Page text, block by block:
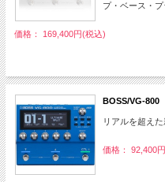
プ・ベース・
価格： 169,400円(税込)
BOSS/VG-800
リアルを超え
価格： 92,400